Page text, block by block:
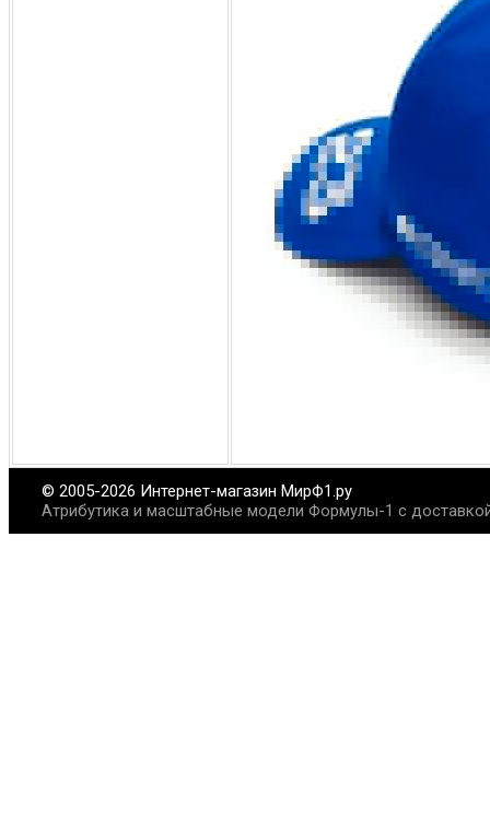
© 2005-2026 Интернет-магазин МирФ1.ру
Атрибутика и масштабные модели Формулы-1 с